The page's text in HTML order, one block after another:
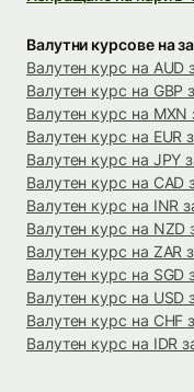
Валутни курсове на
Валутен курс на AUD
Валутен курс на GBP
Валутен курс на
Валутен курс на EUR
Валутен курс на JPY
Валутен курс на CAD
Валутен курс на INR
Валутен курс на NZD
Валутен курс на ZAR
Валутен курс на
Валутен курс на USD
Валутен курс на CHF
Валутен курс на IDR